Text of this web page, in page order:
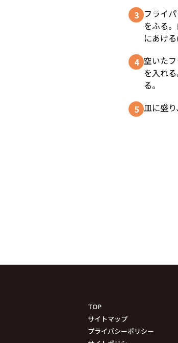
フライ
をふる
にあけ
空いた
を入れ
る。
皿に盛
TOP
サイトマップ
プライバシーポリシー